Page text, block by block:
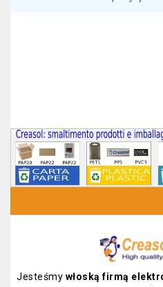
Jesteśmy włoską firmą